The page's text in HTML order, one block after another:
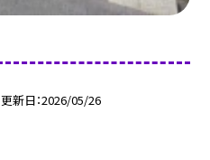
更新日 2026/05/26